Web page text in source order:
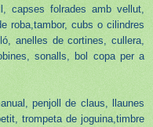
capses folrades amb vellut,
roba,tambor, cubs o cilindres
anelles de cortines, cullera,
sonalls, bol copa per a
penjoll de claus, llaunes
trompeta de joguina,timbre